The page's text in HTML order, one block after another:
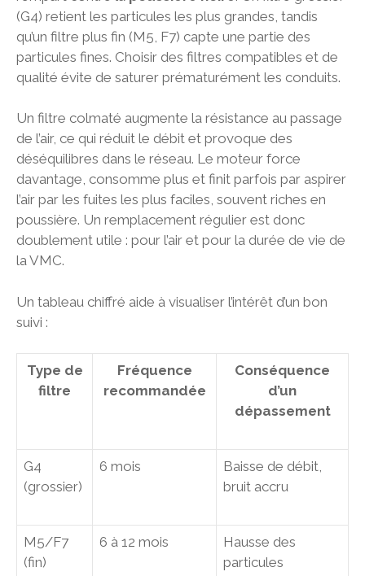
(G4) retient les particules les plus grandes, tandis
qu’un filtre plus fin (M5, F7) capte une partie des
particules fines. Choisir des filtres compatibles et de
qualité évite de saturer prématurément les conduits.
Un filtre colmaté augmente la résistance au passage
de l’air, ce qui réduit le débit et provoque des
déséquilibres dans le réseau. Le moteur force
davantage, consomme plus et finit parfois par aspirer
l’air par les fuites les plus faciles, souvent riches en
poussière. Un remplacement régulier est donc
doublement utile : pour l’air et pour la durée de vie de
la VMC.
Un tableau chiffré aide à visualiser l’intérêt d’un bon
suivi :
Type de
filtre
Fréquence
recommandée
Conséquence
d’un
dépassement
G4
(grossier)
6 mois
Baisse de débit,
bruit accru
M5/F7
(fin)
6 à 12 mois
Hausse des
particules